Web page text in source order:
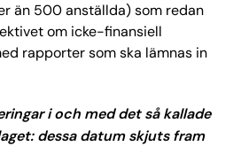
än 500 anställda) som redan
om icke-finansiell
rapporter som ska lämnas in
i och med det så kallade
dessa datum skjuts fram